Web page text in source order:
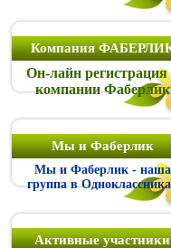
Компания
Он-лайн регистрация
компании Фаберлик
Мы и Фаберлик
Мы и Фаберлик - наша
группа в
Активные участники